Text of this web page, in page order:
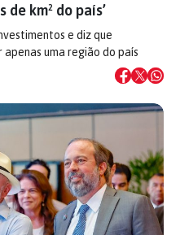
km² do país’
e diz que
uma região do país